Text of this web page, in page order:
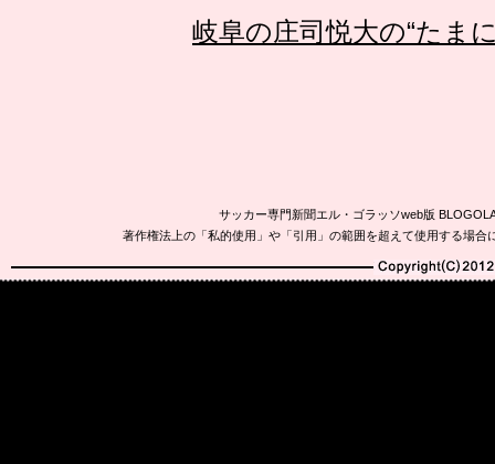
岐阜の庄司悦大の“たま
サッカー専門新聞エル・ゴラッソweb版
著作権法上の「私的使用」や「引用」の範囲を超えて使用する場
Copyright(C)2010-